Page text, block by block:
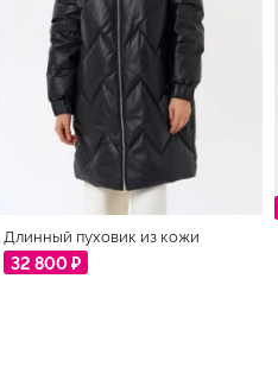
Длинный пуховик из кожи
32 800 ₽